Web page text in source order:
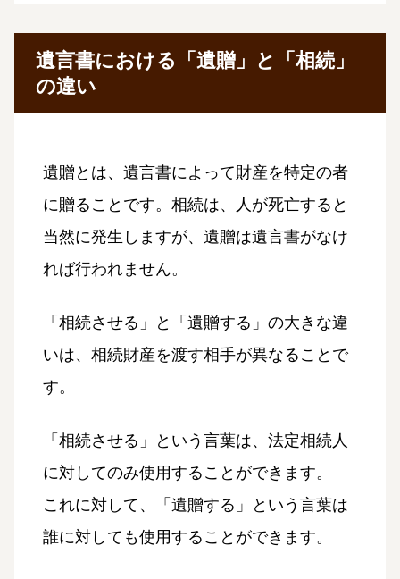
遺言書における「遺贈」と「相続」
の違い
遺贈とは、遺言書によって財産を特定の者
に贈ることです。相続は、人が死亡すると
当然に発生しますが、遺贈は遺言書がなけ
れば行われません。
「相続させる」と「遺贈する」の大きな違
いは、相続財産を渡す相手が異なることで
す。
「相続させる」という言葉は、法定相続人
に対してのみ使用することができます。
これに対して、「遺贈する」という言葉は
誰に対しても使用することができます。